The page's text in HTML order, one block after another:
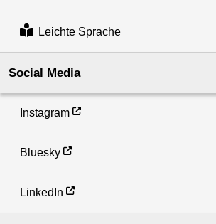
Leichte Sprache
Social Media
Instagram
Bluesky
LinkedIn